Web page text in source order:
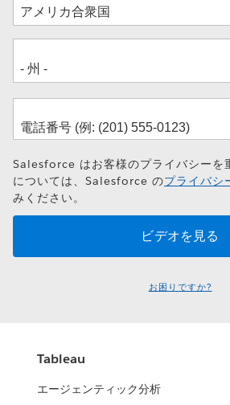
所
Salesforce はお客様のプライバシーを
については、Salesforce のプライバシ
みください。
お困りですか?
Tableau
エージェンティック分析